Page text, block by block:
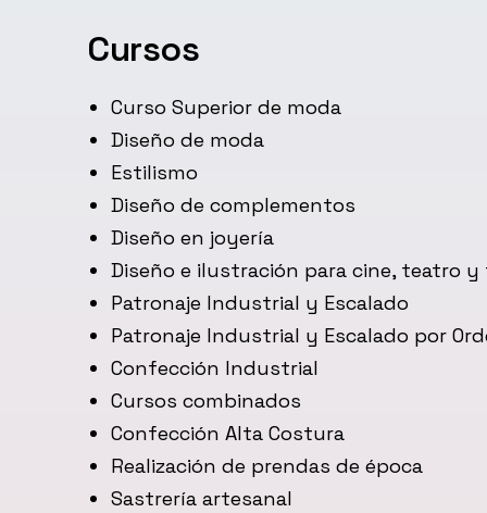
Cursos
Curso Superior de moda
Diseño de moda
Estilismo
Diseño de complementos
Diseño en joyería
Diseño e ilustración para cine, teatro y
Patronaje Industrial y Escalado
Patronaje Industrial y Escalado por
Confección Industrial
Cursos combinados
Confección Alta Costura
Realización de prendas de época
Sastrería artesanal